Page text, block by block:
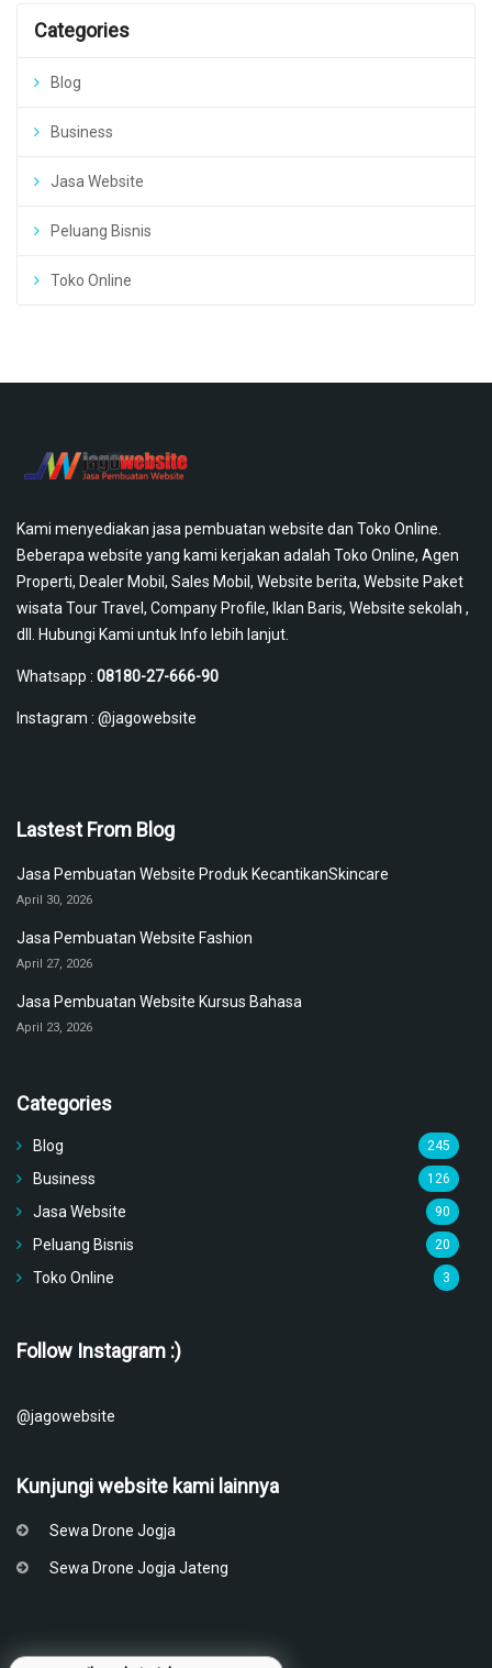
Categories
Blog
Business
Jasa Website
Peluang Bisnis
Toko Online
Kami menyediakan jasa pembuatan website dan Toko Online.
Beberapa website yang kami kerjakan adalah Toko Online, Agen
Properti, Dealer Mobil, Sales Mobil, Website berita, Website Paket
wisata Tour Travel, Company Profile, Iklan Baris, Website sekolah ,
dll. Hubungi Kami untuk Info lebih lanjut.
Whatsapp : 08180-27-666-90
Instagram : @jagowebsite
Lastest From Blog
Jasa Pembuatan Website Produk KecantikanSkincare
April 30, 2026
Jasa Pembuatan Website Fashion
April 27, 2026
Jasa Pembuatan Website Kursus Bahasa
April 23, 2026
Categories
Blog 245
Business 126
Jasa Website 90
Peluang Bisnis 20
Toko Online 3
Follow Instagram :)
@jagowebsite
Kunjungi website kami lainnya
Sewa Drone Jogja
Sewa Drone Jogja Jateng